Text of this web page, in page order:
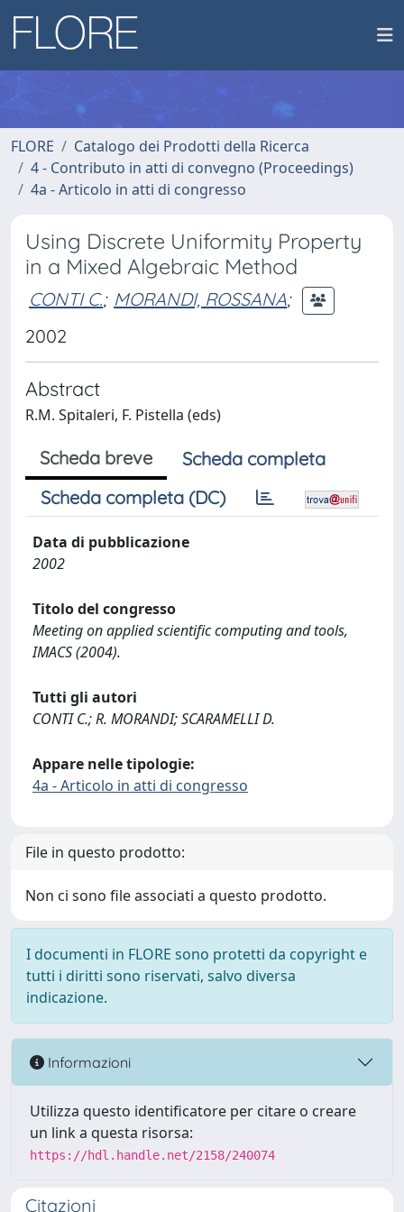
FLORE
Catalogo dei Prodotti della Ricerca
4 - Contributo in atti di convegno (Proceedings)
4a - Articolo in atti di congresso
Using Discrete Uniformity Property
in a Mixed Algebraic Method
CONTI C.; MORANDI, ROSSANA;
2002
Abstract
R.M. Spitaleri, F. Pistella (eds)
Scheda breve
Scheda completa
Scheda completa (DC)
Data di pubblicazione
2002
Titolo del congresso
Meeting on applied scientific computing and tools,
IMACS (2004).
Tutti gli autori
CONTI C.; R. MORANDI; SCARAMELLI D.
Appare nelle tipologie:
4a - Articolo in atti di congresso
File in questo prodotto:
Non ci sono file associati a questo prodotto.
I documenti in FLORE sono protetti da copyright e
tutti i diritti sono riservati, salvo diversa
indicazione.
Informazioni
Utilizza questo identificatore per citare o creare
un link a questa risorsa:
https://hdl.handle.net/2158/240074
Citazioni